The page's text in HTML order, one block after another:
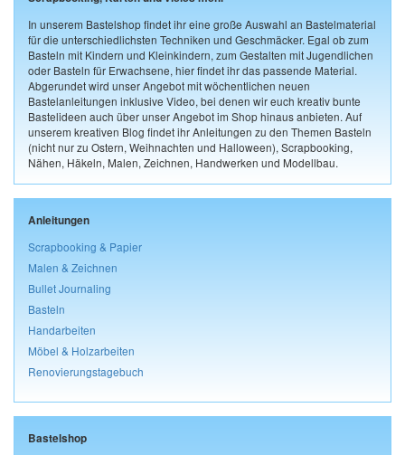
In unserem Bastelshop findet ihr eine große Auswahl an Bastelmaterial
für die unterschiedlichsten Techniken und Geschmäcker. Egal ob zum
Basteln mit Kindern und Kleinkindern, zum Gestalten mit Jugendlichen
oder Basteln für Erwachsene, hier findet ihr das passende Material.
Abgerundet wird unser Angebot mit wöchentlichen neuen
Bastelanleitungen inklusive Video, bei denen wir euch kreativ bunte
Bastelideen auch über unser Angebot im Shop hinaus anbieten. Auf
unserem kreativen Blog findet ihr Anleitungen zu den Themen Basteln
(nicht nur zu Ostern, Weihnachten und Halloween), Scrapbooking,
Nähen, Häkeln, Malen, Zeichnen, Handwerken und Modellbau.
Anleitungen
Scrapbooking & Papier
Malen & Zeichnen
Bullet Journaling
Basteln
Handarbeiten
Möbel & Holzarbeiten
Renovierungstagebuch
Bastelshop